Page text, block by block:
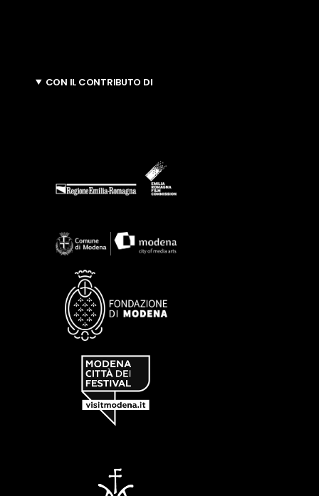
CON IL CONTRIBUTO DI